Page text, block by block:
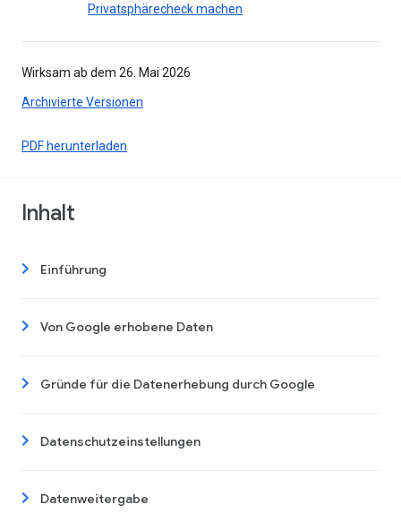
Privatsphärecheck machen
Wirksam ab dem 26. Mai 2026
Archivierte Versionen
PDF herunterladen
Inhalt
Einführung
Von Google erhobene Daten
Gründe für die Datenerhebung durch Google
Datenschutzeinstellungen
Datenweitergabe